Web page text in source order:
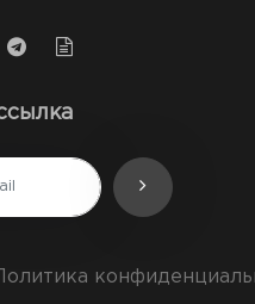
Политика